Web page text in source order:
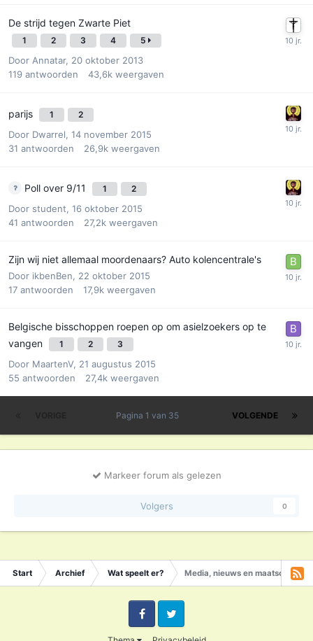
De strijd tegen Zwarte Piet
1 2 3 4 5
Door Annatar, 20 oktober 2013
119 antwoorden 43,6k weergaven
parijs 1 2
Door Dwarrel, 14 november 2015
31 antwoorden 26,9k weergaven
Poll over 9/11 1 2
Door student, 16 oktober 2015
41 antwoorden 27,2k weergaven
Zijn wij niet allemaal moordenaars? Auto kolencentrale's
Door ikbenBen, 22 oktober 2015
17 antwoorden 17,9k weergaven
Belgische bisschoppen roepen op om asielzoekers op te
vangen
1 2 3
Door MaartenV, 21 augustus 2015
55 antwoorden 27,4k weergaven
VOLGENDE
Pagina 1 van 35
Markeer forum als gelezen
Volgers 0
Start Archief Wat speelt er? Media, nieuws en maatschappij
FacebookTwitter